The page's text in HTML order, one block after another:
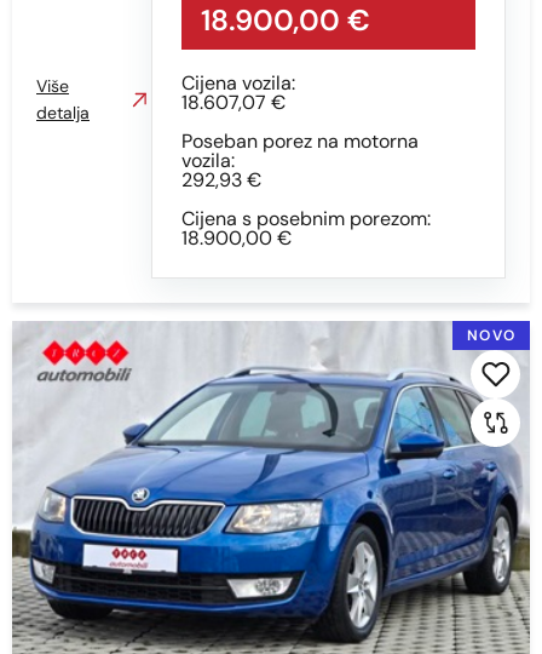
18.900,00 €
Cijena vozila:
18.607,07 €
Poseban porez na motorna
vozila:
292,93 €
Cijena s posebnim porezom:
18.900,00 €
Više
detalja
NOVO